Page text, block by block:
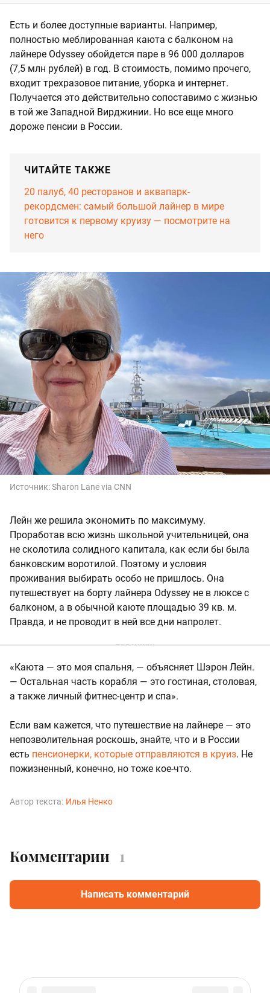
Есть и более доступные варианты. Например,
полностью меблированная каюта с балконом на
лайнере Odyssey обойдется паре в 96 000 долларов
(7,5 млн рублей) в год. В стоимость, помимо прочего,
входит трехразовое питание, уборка и интернет.
Получается это действительно сопоставимо с жизнью
в той же Западной Вирджинии. Но все еще много
дороже пенсии в России.
ЧИТАЙТЕ ТАКЖЕ
20 палуб, 40 ресторанов и аквапарк-
рекордсмен: самый большой лайнер в мире
готовится к первому круизу — посмотрите на
него
Источник:Sharon Lane via CNN
Лейн же решила экономить по максимуму.
Проработав всю жизнь школьной учительницей, она
не сколотила солидного капитала, как если бы была
банковским воротилой. Поэтому и условия
проживания выбирать особо не пришлось. Она
путешествует на борту лайнера Odyssey не в люксе с
балконом, а в обычной каюте площадью 39 кв. м.
Правда, и не проводит в ней все дни напролет.
«Каюта — это моя спальня, — объясняет Шэрон Лейн.
— Остальная часть корабля — это гостиная, столовая,
а также личный фитнес-центр и спа».
Если вам кажется, что путешествие на лайнере — это
непозволительная роскошь, знайте, что и в России
есть пенсионерки, которые отправляются в круиз. Не
пожизненный, конечно, но тоже кое-что.
Автор текста: Илья Ненко
Комментарии 1
Написать комментарий